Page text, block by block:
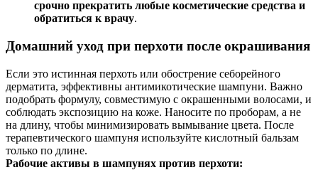
срочно прекратить любые косметические средства и
обратиться к врачу.
Домашний уход при перхоти после окрашивания
Если это истинная перхоть или обострение себорейного
дерматита, эффективны антимикотические шампуни. Важно
подобрать формулу, совместимую с окрашенными волосами, и
соблюдать экспозицию на коже. Наносите по проборам, а не
на длину, чтобы минимизировать вымывание цвета. После
терапевтического шампуня используйте кислотный бальзам
только по длине.
Рабочие активы в шампунях против перхоти: